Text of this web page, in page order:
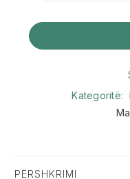
Kategoritë:
PËRSHKRIMI